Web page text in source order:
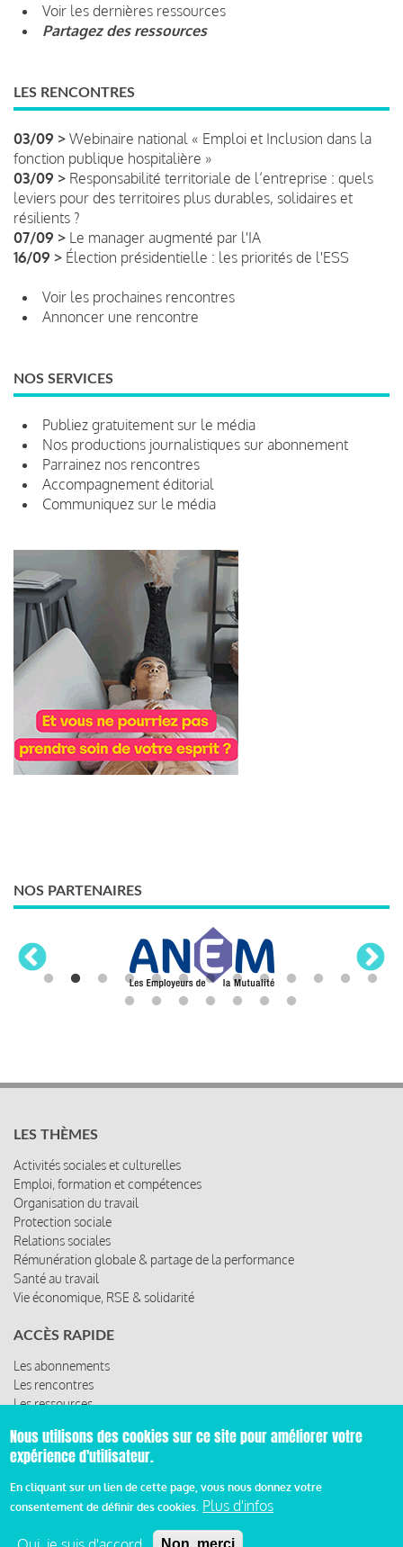
Voir les dernières ressources
Partagez des ressources
LES RENCONTRES
03/09 > Webinaire national « Emploi et Inclusion dans la
fonction publique hospitalière »
03/09 > Responsabilité territoriale de l’entreprise : quels
leviers pour des territoires plus durables, solidaires et
résilients ?
07/09 > Le manager augmenté par l'IA
16/09 > Élection présidentielle : les priorités de l'ESS
Voir les prochaines rencontres
Annoncer une rencontre
NOS SERVICES
Publiez gratuitement sur le média
Nos productions journalistiques sur abonnement
Parrainez nos rencontres
Accompagnement éditorial
Communiquez sur le média
NOS PARTENAIRES
LES THÈMES
Activités sociales et culturelles
Emploi, formation et compétences
Organisation du travail
Protection sociale
Relations sociales
Rémunération globale & partage de la performance
Santé au travail
Vie économique, RSE & solidarité
ACCÈS RAPIDE
Les abonnements
Les rencontres
Les ressources
d’abonnement
Nous utilisons des cookies sur ce site pour améliorer votre
expérience d'utilisateur.
En cliquant sur un lien de cette page, vous nous donnez votre
consentement de définir des cookies. Plus d'infos
Non, merci